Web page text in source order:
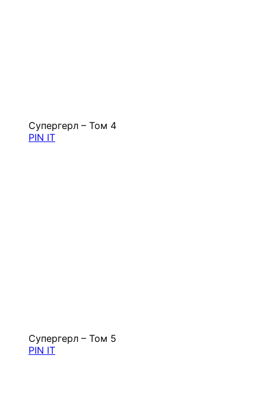
Супергерл – Том 4
PIN IT
Супергерл – Том 5
PIN IT